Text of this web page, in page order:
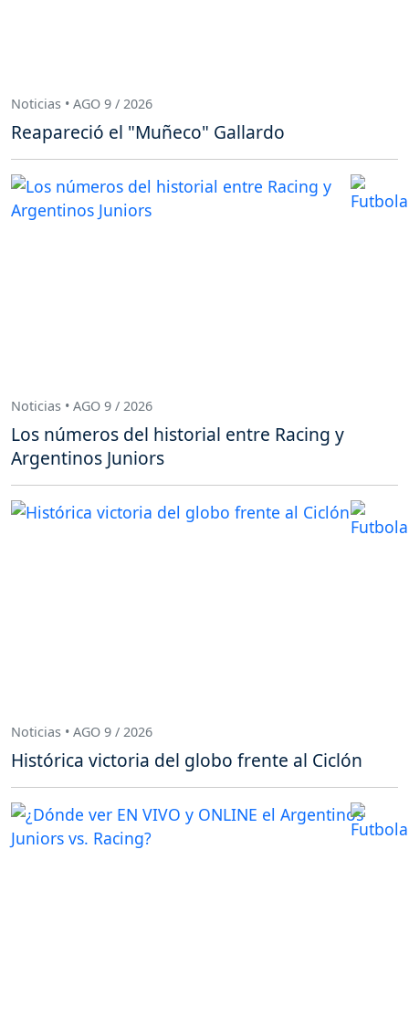
Noticias • AGO 9 / 2026
Reapareció el "Muñeco" Gallardo
Noticias • AGO 9 / 2026
Los números del historial entre Racing y
Argentinos Juniors
Noticias • AGO 9 / 2026
Histórica victoria del globo frente al Ciclón